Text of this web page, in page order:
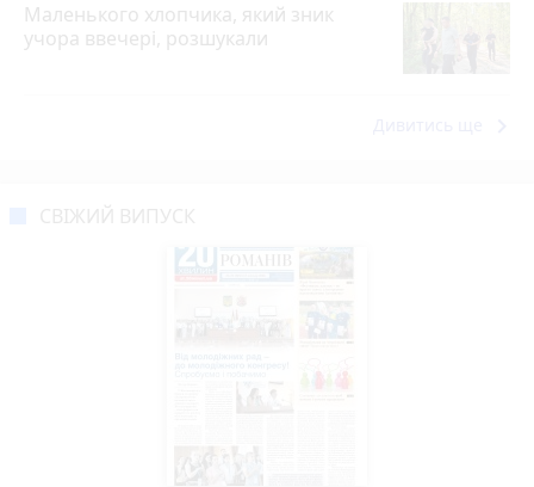
Маленького хлопчика, який зник
учора ввечері, розшукали